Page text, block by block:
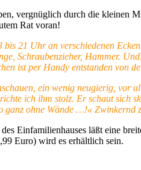
vergnüglich durch die kleinen
Rat voran!
21 Uhr an verschiedenen
Schraubenzieher, Hammer.
ist per Handy entstanden von
ein wenig neugierig,
ich ihm stolz. Er schaut
ganz ohne Wände …!« Zwinkernd
Einfamilienhauses läßt eine
Euro) wird es erhältlich sein.